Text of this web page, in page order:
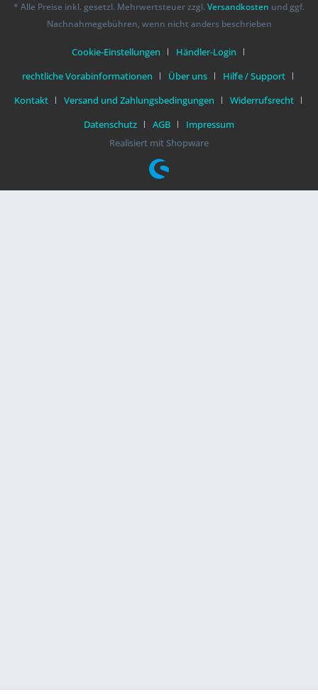
* Alle Preise inkl. gesetzl. Mehrwertsteuer zzgl. Versandkosten und ggf.
Nachnahmegebühren, wenn nicht anders beschrieben
Cookie-Einstellungen
Händler-Login
rechtliche Vorabinformationen
Über uns
Hilfe / Support
Kontakt
Versand und Zahlungsbedingungen
Widerrufsrecht
Datenschutz
AGB
Impressum
Realisiert mit Shopware